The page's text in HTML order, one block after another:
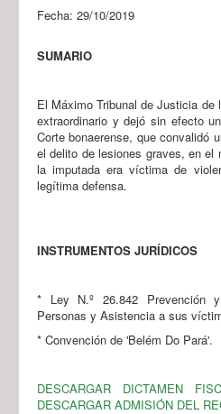
Fecha: 29/10/2019
SUMARIO
El Máximo Tribunal de Justicia de
extraordinario y dejó sin efecto
Corte bonaerense, que convalidó
el delito de lesiones graves, en el
la imputada era víctima de
legítima defensa.
INSTRUMENTOS JURÍDICOS
* Ley N.º 26.842 Prevención
Personas y Asistencia a sus
* Convención de 'Belém Do Pará'.
DESCARGAR DICTAMEN
DESCARGAR ADMISIÓN DEL